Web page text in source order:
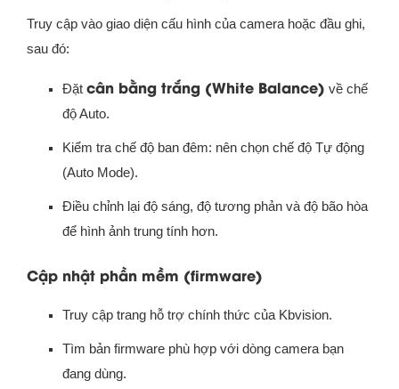
Truy cập vào giao diện cấu hình của camera hoặc đầu ghi,
sau đó:
Đặt cân bằng trắng (White Balance) về chế
độ Auto.
Kiểm tra chế độ ban đêm: nên chọn chế độ Tự động
(Auto Mode).
Điều chỉnh lại độ sáng, độ tương phản và độ bão hòa
để hình ảnh trung tính hơn.
Cập nhật phần mềm (firmware)
Truy cập trang hỗ trợ chính thức của Kbvision.
Tìm bản firmware phù hợp với dòng camera bạn
đang dùng.